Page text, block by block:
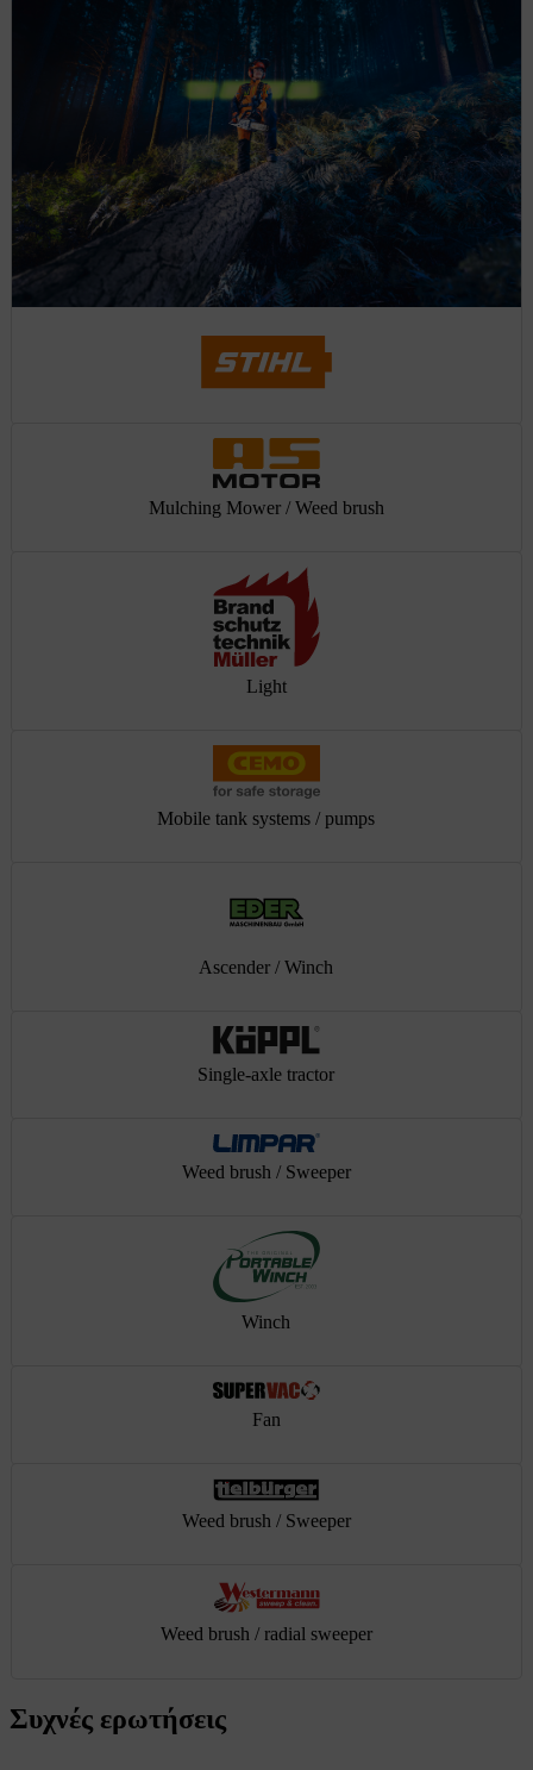
Mulching Mower / Weed brush
Light
Mobile tank systems / pumps
Ascender / Winch
Single-axle tractor
Weed brush / Sweeper
Winch
Fan
Weed brush / Sweeper
Weed brush / radial sweeper
Συχνές ερωτήσεις